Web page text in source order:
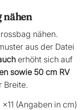
nähen
nähen.
aus der Datei
erhöht sich auf
sowie 50 cm RV
Breite.
(Angaben in cm)